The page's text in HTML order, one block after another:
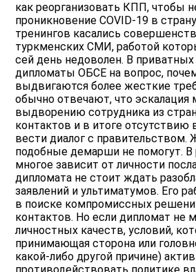
как реорганизовать КПП, чтобы
проникновение COVID-19 в
тренингов касались
туркменских СМИ, работой
сей день недоволен. В приватных
дипломаты ОБСЕ на вопрос,
выдвигаются более жесткие
обычно отвечают, что
выдворению сотрудника из
контактов и в итоге
вести диалог с правительством.
подобные демарши не помогут. В
многое зависит от личности
дипломата не стоит ждать
заявлений и ультиматумов. Его
в поиске компромиссных
контактов. Но если дипломат не
личностных качеств, условий,
принимающая сторона или
какой-либо другой причине)